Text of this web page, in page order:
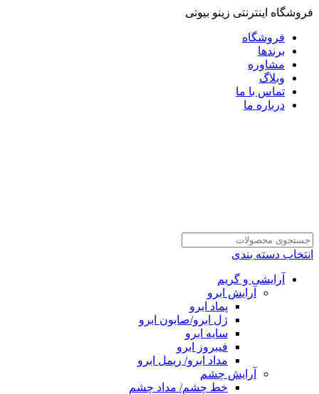
فروشگاه اینترنتی زینو بیوتی
فروشگاه
برندها
مشاوره
وبلاگ
تماس با ما
درباره ما
انتخاب دسته بندی
آرایشی و گریم
آرایش ابرو
پماد ابرو
ژل ابرو/صابون ابرو
سایه ابرو
فیبروز ابرو
مداد ابرو/ ریمل ابرو
آرایش چشم
خط چشم/ مداد چشم